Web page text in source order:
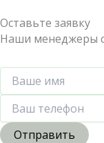
Оставьте заявку
Наши менеджеры
Отправить